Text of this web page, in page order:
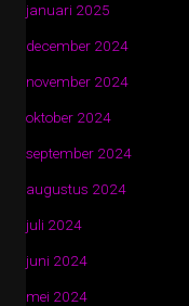
januari 2025
december 2024
november 2024
oktober 2024
september 2024
augustus 2024
juli 2024
juni 2024
mei 2024